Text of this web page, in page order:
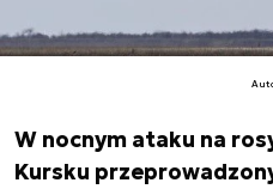
W nocnym ataku na
Kursku